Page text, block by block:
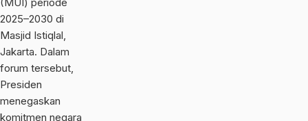
2025–2030 di
Masjid Istiqlal,
Jakarta. Dalam
forum tersebut,
Presiden
menegaskan
komitmen negara